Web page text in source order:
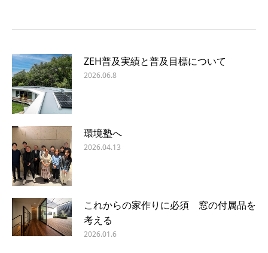
ZEH普及実績と普及目標について
2026.06.8
環境塾へ
2026.04.13
これからの家作りに必須 窓の付属品を
考える
2026.01.6